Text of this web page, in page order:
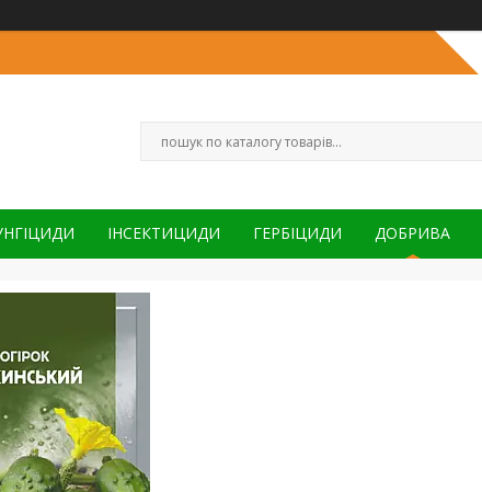
ІНСЕКТИЦИДИ ГЕРБІЦИДИ ДОБРИВА